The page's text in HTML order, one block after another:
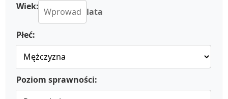
Wiek: lata
Płeć:
Poziom sprawności: